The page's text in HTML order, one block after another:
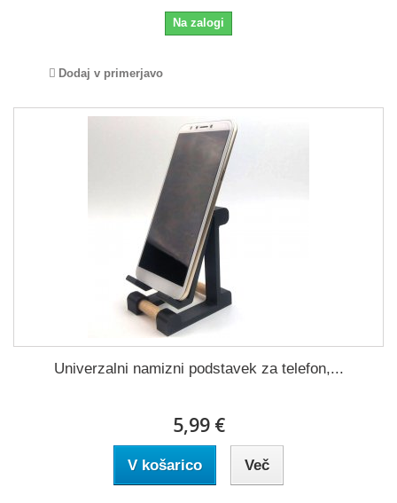
Na zalogi
Dodaj v primerjavo
Univerzalni namizni podstavek za telefon,...
5,99 €
V košarico Več